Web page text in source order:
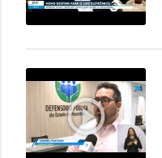
play_circle_outline